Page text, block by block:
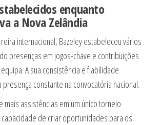
enquanto
a Nova Zelândia
internacional, Bazeley estabeleceu vários
presenças em jogos-chave e contribuições
A sua consistência e fiabilidade
constante na convocatória nacional.
mais assistências em um único torneio
de criar oportunidades para os